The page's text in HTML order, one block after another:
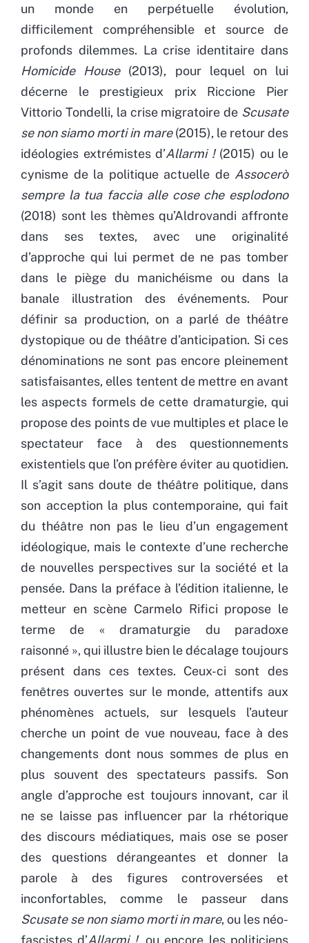
un monde en perpétuelle évolution,
difficilement compréhensible et source de
profonds dilemmes. La crise identitaire dans
Homicide House (2013), pour lequel on lui
décerne le prestigieux prix Riccione Pier
Vittorio Tondelli, la crise migratoire de Scusate
se non siamo morti in mare(2015), le retour des
idéologies extrémistes d’Allarmi ! (2015) ou le
cynisme de la politique actuelle de Assocerò
sempre la tua faccia alle cose che esplodono
(2018) sont les thèmes qu’Aldrovandi affronte
dans ses textes, avec une originalité
d’approche qui lui permet de ne pas tomber
dans le piège du manichéisme ou dans la
banale illustration des événements. Pour
définir sa production, on a parlé de théâtre
dystopique ou de théâtre d’anticipation. Si ces
dénominations ne sont pas encore pleinement
satisfaisantes, elles tentent de mettre en avant
les aspects formels de cette dramaturgie, qui
propose des points de vue multiples et place le
spectateur face à des questionnements
existentiels que l’on préfère éviter au quotidien.
Il s’agit sans doute de théâtre politique, dans
son acception la plus contemporaine, qui fait
du théâtre non pas le lieu d’un engagement
idéologique, mais le contexte d’une recherche
de nouvelles perspectives sur la société et la
pensée. Dans la préface à l’édition italienne, le
metteur en scène Carmelo Rifici propose le
terme de « dramaturgie du paradoxe
raisonné », qui illustre bien le décalage toujours
présent dans ces textes. Ceux-ci sont des
fenêtres ouvertes sur le monde, attentifs aux
phénomènes actuels, sur lesquels l’auteur
cherche un point de vue nouveau, face à des
changements dont nous sommes de plus en
plus souvent des spectateurs passifs. Son
angle d’approche est toujours innovant, car il
ne se laisse pas influencer par la rhétorique
des discours médiatiques, mais ose se poser
des questions dérangeantes et donner la
parole à des figures controversées et
inconfortables, comme le passeur dans
Scusate se non siamo morti in mare, ou les néo-
fascistes d’Allarmi !, ou encore les politiciens